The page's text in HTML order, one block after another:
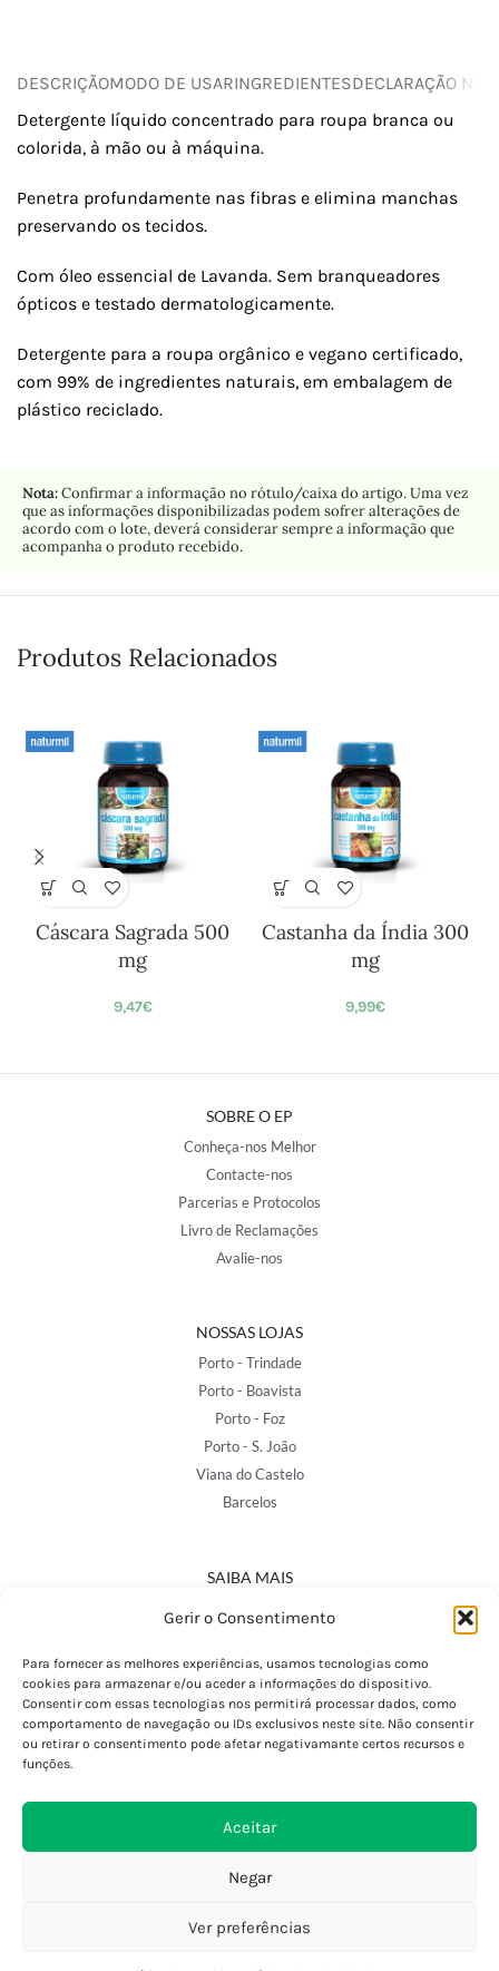
Gerir o Consentimento
Para fornecer as melhores experiências, usamos tecnologias como
cookies para armazenar e/ou aceder a informações do dispositivo.
Consentir com essas tecnologias nos permitirá processar dados, como
comportamento de navegação ou IDs exclusivos neste site. Não consentir
ou retirar o consentimento pode afetar negativamante certos recursos e
funções.
Aceitar
Negar
Ver preferências
DESCRIÇÃOMODO DE USARINGREDIENTESDECLARAÇÃO
Detergente líquido concentrado para roupa branca ou
colorida, à mão ou à máquina.
Penetra profundamente nas fibras e elimina manchas
preservando os tecidos.
Com óleo essencial de Lavanda. Sem branqueadores
ópticos e testado dermatologicamente.
Detergente para a roupa orgânico e vegano certificado,
com 99% de ingredientes naturais, em embalagem de
plástico reciclado.
Nota:Confirmar a informação no rótulo/caixa do artigo. Uma vez
que as informações disponibilizadas podem sofrer alterações de
acordo com o lote, deverá considerar sempre a informação que
acompanha o produto recebido.
Produtos Relacionados
Cáscara Sagrada 500
mg
9,47€
Castanha da Índia 300
mg
9,99€
SOBRE O EP
Conheça-nos Melhor
Contacte-nos
Parcerias e Protocolos
Livro de Reclamações
Avalie-nos
NOSSAS LOJAS
Porto - Trindade
Porto - Boavista
Porto - Foz
Porto - S. João
Viana do Castelo
Barcelos
SAIBA MAIS
Política de Privacidade
Termos e Condições
Perguntas Frequentes
Custos de Envio
Encomendas Internacionais
Devoluções e Trocas